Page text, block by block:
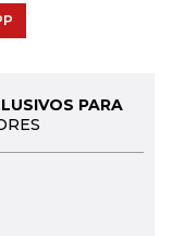
PARA